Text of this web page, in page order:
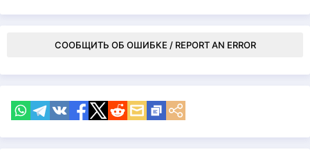
СООБЩИТЬ ОБ ОШИБКЕ / REPORT AN ERROR